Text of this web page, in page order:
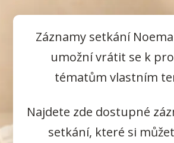
Záznamy setkání
umožní vrátit se k
tématům vlastním
Najdete zde dostupné
setkání, které si